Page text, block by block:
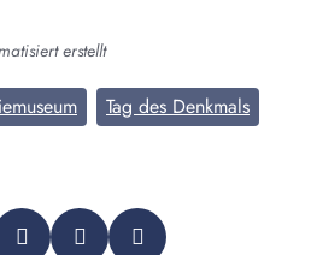
erstellt
Tag des Denkmals